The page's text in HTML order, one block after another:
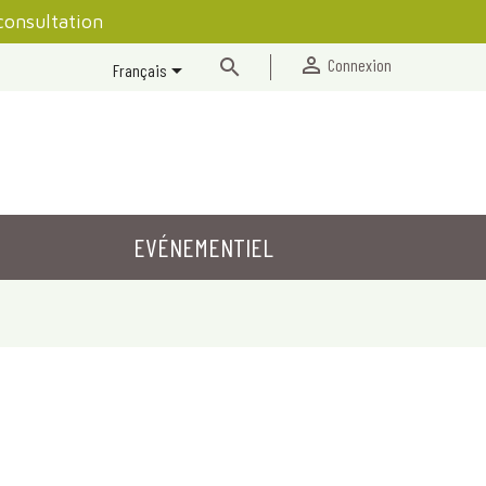
Français   Connexion
EVÉNEMENTIEL